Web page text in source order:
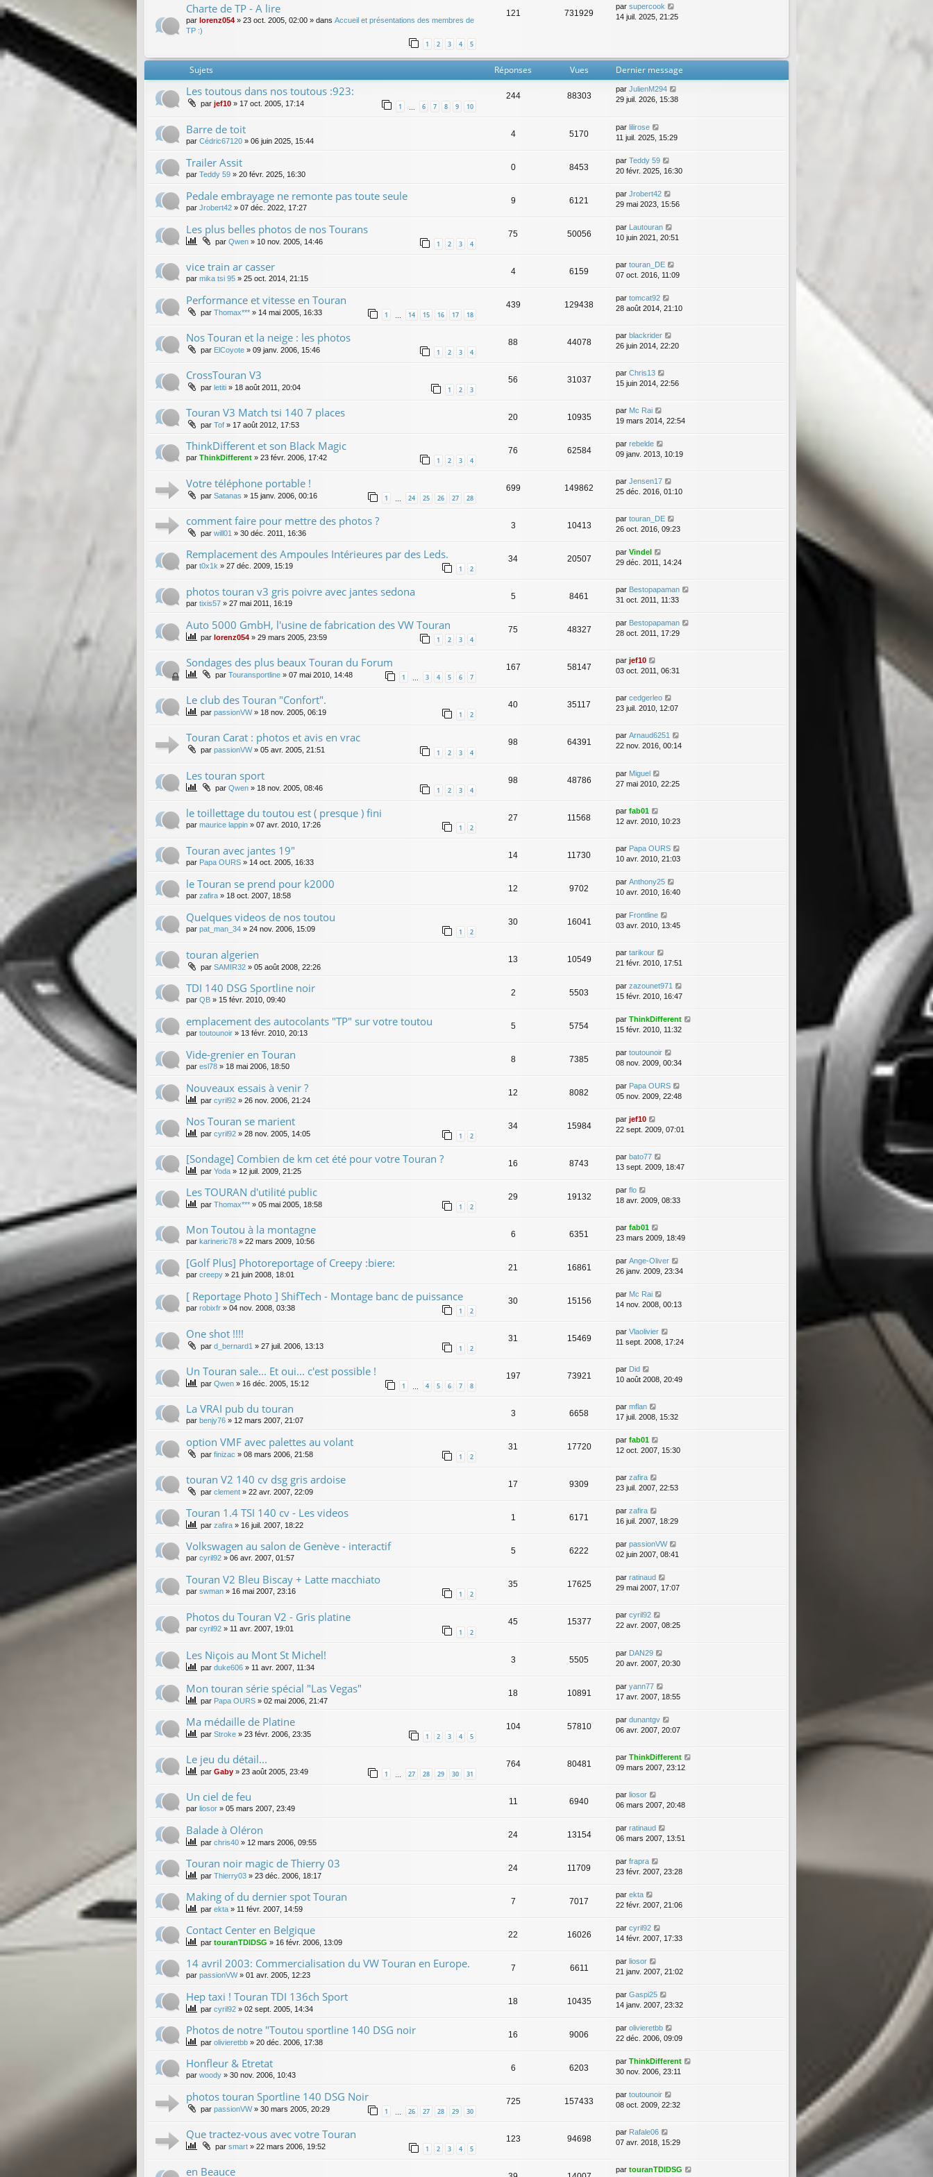
Charte de TP - A lire
par lorenz054 » 23 oct. 2005, 02:00 » dans Accueil et présentations des membres de
TP :)
1 2 3 4 5
121 731929
par supercook
14 juil. 2025, 21:25
Sujets Réponses Vues Dernier message
Les toutous dans nos toutous :923:
par jef10 » 17 oct. 2005, 17:14 1 6 7 8 9 10
244 88303
par JulienM294
29 juil. 2026, 15:38
Barre de toit
par Cédric67120 » 06 juin 2025, 15:44
4 5170
par lilirose
11 juil. 2025, 15:29
Trailer Assit
par Teddy 59 » 20 févr. 2025, 16:30
0 8453
par Teddy 59
20 févr. 2025, 16:30
Pedale embrayage ne remonte pas toute seule
par Jrobert42 » 07 déc. 2022, 17:27
9 6121
par Jrobert42
29 mai 2023, 15:56
Les plus belles photos de nos Tourans
par Qwen » 10 nov. 2005, 14:46 1 2 3 4
75 50056
par Lautouran
10 juin 2021, 20:51
vice train ar casser
par mika tsi 95 » 25 oct. 2014, 21:15
4 6159
par touran_DE
07 oct. 2016, 11:09
Performance et vitesse en Touran
par Thomax*** » 14 mai 2005, 16:33 1 14 15 16 17 18
439 129438
par tomcat92
28 août 2014, 21:10
Nos Touran et la neige : les photos
par ElCoyote » 09 janv. 2006, 15:46 1 2 3 4
88 44078
par blackrider
26 juin 2014, 22:20
CrossTouran V3
par letiti » 18 août 2011, 20:04 1 2 3
56 31037
par Chris13
15 juin 2014, 22:56
Touran V3 Match tsi 140 7 places
par Tof » 17 août 2012, 17:53
20 10935
par Mc Rai
19 mars 2014, 22:54
ThinkDifferent et son Black Magic
par ThinkDifferent » 23 févr. 2006, 17:42 1 2 3 4
76 62584
par rebelde
09 janv. 2013, 10:19
Votre téléphone portable !
par Satanas » 15 janv. 2006, 00:16 1 … 24 25 26 27 28
699 149862
par Jensen17
25 déc. 2016, 01:10
comment faire pour mettre des photos ?
par will01 » 30 déc. 2011, 16:36
3 10413
par touran_DE
26 oct. 2016, 09:23
Remplacement des Ampoules Intérieures par des Leds.
par t0x1k » 27 déc. 2009, 15:19 1 2
34 20507
par Vindel
29 déc. 2011, 14:24
photos touran v3 gris poivre avec jantes sedona
par tixis57 » 27 mai 2011, 16:19
5 8461
par Bestopapaman
31 oct. 2011, 11:33
Auto 5000 GmbH, l'usine de fabrication des VW Touran
par lorenz054 » 29 mars 2005, 23:59 1 2 3 4
75 48327
par Bestopapaman
28 oct. 2011, 17:29
Sondages des plus beaux Touran du Forum
par Touransportline » 07 mai 2010, 14:48 1 … 3 4 5 6 7
167 58147
par jef10
03 oct. 2011, 06:31
Le club des Touran "Confort".
par passionVW» 18 nov. 2005, 06:19 1 2
40 35117
par cedgerleo
23 juil. 2010, 12:07
Touran Carat : photos et avis en vrac
par passionVW» 05 avr. 2005, 21:51 1 2 3 4
98 64391
par Arnaud6251
22 nov. 2016, 00:14
Les touran sport
par Qwen » 18 nov. 2005, 08:46 1 2 3 4
98 48786
par Miguel
27 mai 2010, 22:25
le toillettage du toutou est ( presque ) fini
par maurice lappin » 07 avr. 2010, 17:26 1 2
27 11568
par fab01
12 avr. 2010, 10:23
Touran avec jantes 19"
par Papa OURS » 14 oct. 2005, 16:33
14 11730
par Papa OURS
10 avr. 2010, 21:03
le Touran se prend pour k2000
par zafira » 18 oct. 2007, 18:58
12 9702
par Anthony25
10 avr. 2010, 16:40
Quelques videos de nos toutou
par pat_man_34 » 24 nov. 2006, 15:09 1 2
30 16041
par Frontline
03 avr. 2010, 13:45
touran algerien
par SAMIR32 » 05 août 2008, 22:26
13 10549
par tarikour
21 févr. 2010, 17:51
TDI 140 DSG Sportline noir
par QB » 15 févr. 2010, 09:40
2 5503
par zazounet971
15 févr. 2010, 16:47
emplacement des autocolants "TP" sur votre toutou
par toutounoir » 13 févr. 2010, 20:13
5 5754
par ThinkDifferent
15 févr. 2010, 11:32
Vide-grenier en Touran
par esl78 » 18 mai 2006, 18:50
8 7385
par toutounoir
08 nov. 2009, 00:34
Nouveaux essais à venir ?
par cyril92 » 26 nov. 2006, 21:24
12 8082
par Papa OURS
05 nov. 2009, 22:48
Nos Touran se marient
par cyril92 » 28 nov. 2005, 14:05 1 2
34 15984
par jef10
22 sept. 2009, 07:01
[Sondage] Combien de km cet été pour votre Touran ?
par Yoda » 12 juil. 2009, 21:25
16 8743
par bato77
13 sept. 2009, 18:47
Les TOURAN d'utilité public
par Thomax*** » 05 mai 2005, 18:58 1 2
29 19132
par flo
18 avr. 2009, 08:33
Mon Toutou à la montagne
par karineric78 » 22 mars 2009, 10:56
6 6351
par fab01
23 mars 2009, 18:49
[Golf Plus] Photoreportage of Creepy :biere:
par creepy » 21 juin 2008, 18:01
21 16861
par Ange-Oliver
26 janv. 2009, 23:34
[ Reportage Photo ] ShifTech - Montage banc de puissance
par robixfr » 04 nov. 2008, 03:38 1 2
30 15156
par Mc Rai
14 nov. 2008, 00:13
One shot !!!!
par d_bernard1 » 27 juil. 2006, 13:13 1 2
31 15469
par Vlaolivier
11 sept. 2008, 17:24
Un Touran sale... Et oui... c'est possible !
par Qwen » 16 déc. 2005, 15:12 1 … 4 5 6 7 8
197 73921
par Did
10 août 2008, 20:49
La VRAI pub du touran
par benjy76 » 12 mars 2007, 21:07
3 6658
par mflan
17 juil. 2008, 15:32
option VMF avec palettes au volant
par finizac » 08 mars 2006, 21:58 1 2
31 17720
par fab01
12 oct. 2007, 15:30
touran V2 140 cv dsg gris ardoise
par clement » 22 avr. 2007, 22:09
17 9309
par zafira
23 juil. 2007, 22:53
Touran 1.4 TSI 140 cv - Les videos
par zafira » 16 juil. 2007, 18:22
1 6171
par zafira
16 juil. 2007, 18:29
Volkswagen au salon de Genève - interactif
par cyril92 » 06 avr. 2007, 01:57
5 6222
par passionVW
02 juin 2007, 08:41
Touran V2 Bleu Biscay + Latte macchiato
par swman » 16 mai 2007, 23:16 1 2
35 17625
par ratinaud
29 mai 2007, 17:07
Photos du Touran V2 - Gris platine
par cyril92 » 11 avr. 2007, 19:01 1 2
45 15377
par cyril92
22 avr. 2007, 08:25
Les Niçois au Mont St Michel!
par duke606 » 11 avr. 2007, 11:34
3 5505
par DAN29
20 avr. 2007, 20:30
Mon touran série spécial "Las Vegas"
par Papa OURS » 02 mai 2006, 21:47
18 10891
par yann77
17 avr. 2007, 18:55
Ma médaille de Platine
par Stroke » 23 févr. 2006, 23:35 1 2 3 4 5
104 57810
par dunantgv
06 avr. 2007, 20:07
Le jeu du détail...
par Gaby » 23 août 2005, 23:49 1 27 28 29 30 31
764 80481
par ThinkDifferent
09 mars 2007, 23:12
Un ciel de feu
par liosor » 05 mars 2007, 23:49
11 6940
par liosor
06 mars 2007, 20:48
Balade à Oléron
par chris40 » 12 mars 2006, 09:55
24 13154
par ratinaud
06 mars 2007, 13:51
Touran noir magic de Thierry 03
par Thierry03 » 23 déc. 2006, 18:17
24 11709
par frapra
23 févr. 2007, 23:28
Making of du dernier spot Touran
par ekta » 11 févr. 2007, 14:59
7 7017
par ekta
22 févr. 2007, 21:06
Contact Center en Belgique
par touranTDIDSG » 16 févr. 2006, 13:09
22 16026
par cyril92
14 févr. 2007, 17:33
14 avril 2003: Commercialisation du VW Touran en Europe.
par passionVW» 01 avr. 2005, 12:23
7 6611
par liosor
21 janv. 2007, 21:02
Hep taxi ! Touran TDI 136ch Sport
par cyril92 » 02 sept. 2005, 14:34
18 10435
par Gaspi25
14 janv. 2007, 23:32
Photos de notre "Toutou sportline 140 DSG noir
par olivieretbb » 20 déc. 2006, 17:38
16 9006
par olivieretbb
22 déc. 2006, 09:09
Honfleur & Etretat
par woody » 30 nov. 2006, 10:43
6 6203
par ThinkDifferent
30 nov. 2006, 23:11
photos touran Sportline 140 DSG Noir
par passionVW» 30 mars 2005, 20:29 1 26 27 28 29 30
725 157433
par toutounoir
08 oct. 2009, 22:32
Que tractez-vous avec votre Touran
par smart » 22 mars 2006, 19:52 1 2 3 4 5
123 94698
par Rafale06
07 avr. 2018, 15:29
en Beauce par touranTDIDSG